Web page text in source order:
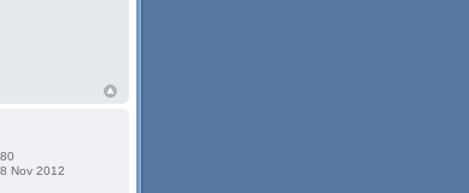
Nov 2012